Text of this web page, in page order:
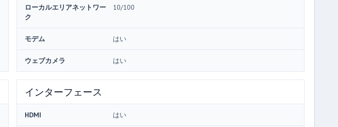
ローカルエリアネットワー
ク
10/100
モデム はい
ウェブカメラ はい
インターフェース
HDMI はい